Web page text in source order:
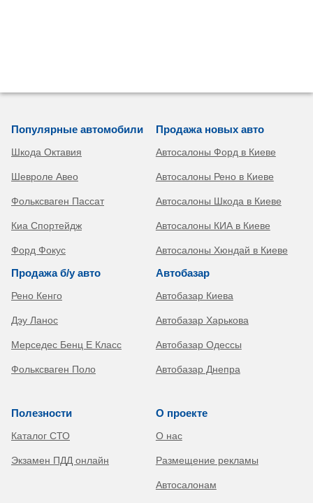
Популярные автомобили
Шкода Октавия
Шевроле Авео
Фольксваген Пассат
Киа Спортейдж
Форд Фокус
Продажа б/у авто
Рено Кенго
Дэу Ланос
Мерседес Бенц Е Класс
Фольксваген Поло
Продажа новых авто
Автосалоны Форд в Киеве
Автосалоны Рено в Киеве
Автосалоны Шкода в Киеве
Автосалоны КИА в Киеве
Автосалоны Хюндай в Киеве
Автобазар
Автобазар Киева
Автобазар Харькова
Автобазар Одессы
Автобазар Днепра
Полезности
Каталог СТО
Экзамен ПДД онлайн
О проекте
О нас
Размещение рекламы
Автосалонам